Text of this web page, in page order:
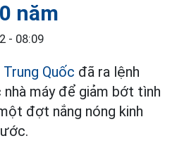
năm
- 08:09
Trung Quốc đã ra lệnh
máy để giảm bớt tình
đợt nắng nóng kinh